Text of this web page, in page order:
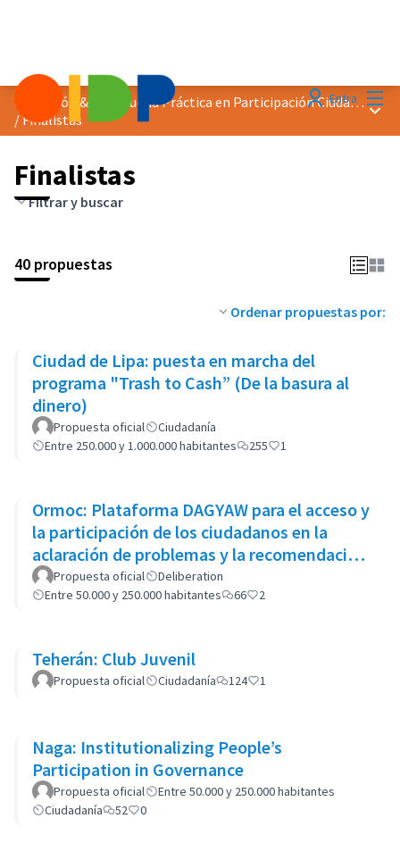
EntraDistinción &quot;Buena Práctica en Participación Ciudadana&quot; 2023
/Finalistas
Finalistas
Filtrar y buscar
40 propuestas
Ordenar propuestas por:
Ciudad de Lipa: puesta en marcha del
programa "Trash to Cash” (De la basura al
dinero)
Propuesta oficial
Ciudadanía
Entre 250.000 y 1.000.000 habitantes
255 1
Ormoc: Plataforma DAGYAW para el acceso y
la participación de los ciudadanos en la
aclaración de problemas y la recomendación
de opciones políticas
Propuesta oficial
Deliberation
Entre 50.000 y 250.000 habitantes
66 2
Teherán: Club Juvenil
Propuesta oficial Ciudadanía 124 1
Naga: Institutionalizing People’s
Participation in Governance
Propuesta oficial
Entre 50.000 y 250.000 habitantes
Ciudadanía
52 0